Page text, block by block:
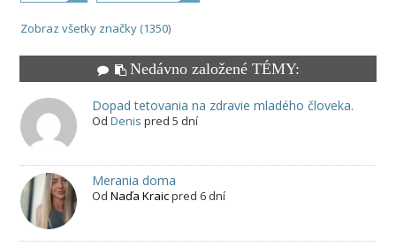
Zobraz všetky značky (1350)
Nedávno založené TÉMY:
Dopad tetovania na zdravie mladého človeka.
Od Denis pred 5 dní
Merania doma
Od Naďa Kraicpred 6 dní